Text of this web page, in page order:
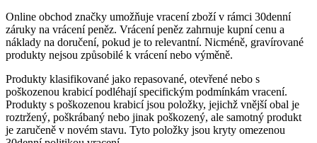
Online obchod značky umožňuje vracení zboží v rámci 30denní
záruky na vrácení peněz. Vrácení peněz zahrnuje kupní cenu a
náklady na doručení, pokud je to relevantní. Nicméně, gravírované
produkty nejsou způsobilé k vrácení nebo výměně.
Produkty klasifikované jako repasované, otevřené nebo s
poškozenou krabicí podléhají specifickým podmínkám vracení.
Produkty s poškozenou krabicí jsou položky, jejichž vnější obal je
roztržený, poškrábaný nebo jinak poškozený, ale samotný produkt
je zaručeně v novém stavu. Tyto položky jsou kryty omezenou